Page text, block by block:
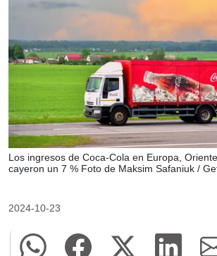
Los ingresos de Coca-Cola en Europa,
cayeron un 7 % Foto de Maksim Safaniuk /
2024-10-23